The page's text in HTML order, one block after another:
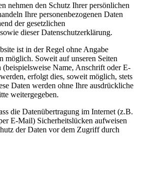
nehmen den Schutz Ihrer persönlichen
Ihre personenbezogenen Daten
der gesetzlichen
dieser Datenschutzerklärung.
ist in der Regel ohne Angabe
möglich. Soweit auf unseren Seiten
(beispielsweise Name, Anschrift oder E-
erfolgt dies, soweit möglich, stets
Daten werden ohne Ihre ausdrückliche
weitergegeben.
die Datenübertragung im Internet (z.B.
E-Mail) Sicherheitslücken aufweisen
der Daten vor dem Zugriff durch